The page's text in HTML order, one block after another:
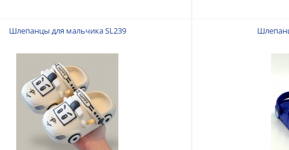
Шлепанцы для мальчика SL239